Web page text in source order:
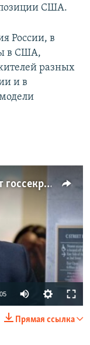
позиции США.
России, в
в США,
разных
и в
Майк Помпео, кандидат на пост госсекретаря
available
Прямая ссылка